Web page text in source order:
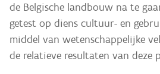
de Belgische landbouw na te
getest op diens cultuur- en
middel van wetenschappelijke
de relatieve resultaten van deze